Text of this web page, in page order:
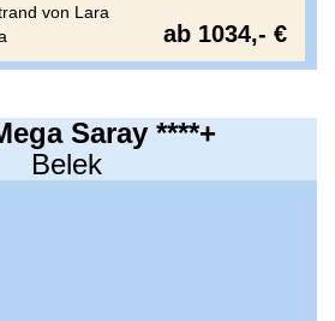
von Lara
ab 1034,- €
Saray ****+
Belek